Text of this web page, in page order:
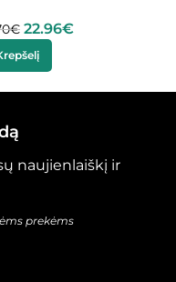
€ 22.96€
naujienlaiškį ir
prekėms